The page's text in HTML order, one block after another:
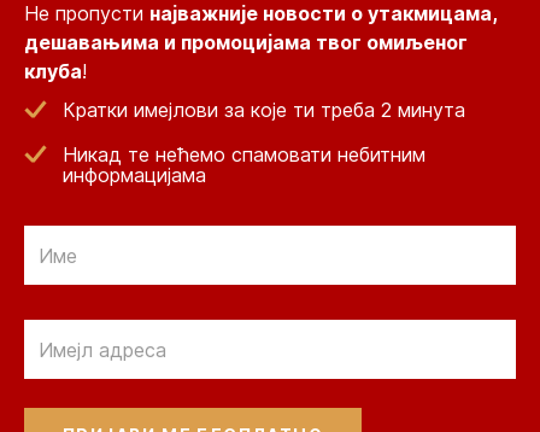
Не пропусти најважније новости о утакмицама,
дешавањима и промоцијама твог омиљеног
клуба!
Кратки имејлови за које ти треба 2 минута
Никад те нећемо спамовати небитним
информацијама